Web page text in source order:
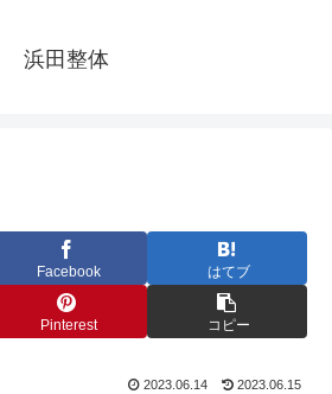
浜田整体
Facebook はてブ
Pinterest コピー
2023.06.14 2023.06.15